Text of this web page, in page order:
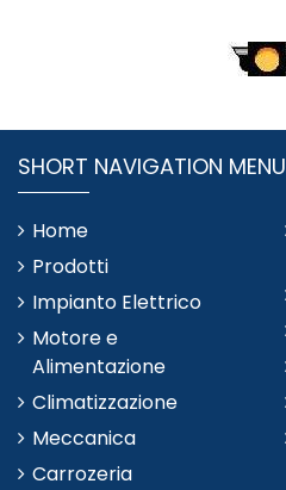
SHORT NAVIGATION MENU
Home
Prodotti
Impianto Elettrico
Motore e
Alimentazione
Climatizzazione
Meccanica
Carrozeria